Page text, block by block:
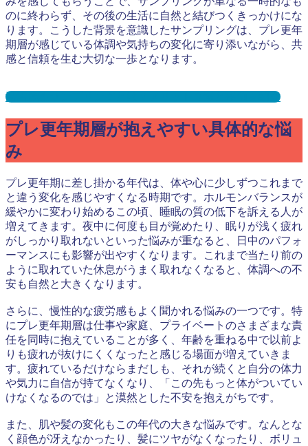
のに終わらず、その後の生活に自然と結びつくきっかけにな
ります。こうした背景を意識したサンプリングは、プレ更年
期層が感じている体調や気持ちの変化に寄り添いながら、共
感と信頼を生む大切な一歩となります。
温浴施設サンプリングとは？メリット３選と事例を紹介
プレ更年期層が抱えやすい具体的な悩
み
プレ更年期に差し掛かる年代は、体や心に少しずつこれまで
と違う変化を感じやすくなる時期です。ホルモンバランスが
緩やかに変わり始めるこの頃、睡眠の質の低下を訴える人が
増えてきます。夜中に何度も目が覚めたり、眠りが浅く疲れ
がしっかり取れないといった悩みが重なると、日中のパフォ
ーマンスにも影響が出やすくなります。これまで当たり前の
ように取れていた休息がうまく取れなくなると、体調への不
安も自然と大きくなります。
さらに、慢性的な疲労感もよく聞かれる悩みの一つです。特
にプレ更年期層は仕事や家庭、プライベートのさまざまな責
任を同時に抱えていることが多く、年齢を重ねる中で以前よ
りも疲れが抜けにくくなったと感じる場面が増えていきま
す。疲れているだけならまだしも、それが続くと自分の体力
や気力に自信が持てなくなり、「この先もっと体がついてい
けなくなるのでは」と漠然とした不安を抱えがちです。
また、肌や髪の変化もこの年代の大きな悩みです。なんとな
く顔色が冴えなかったり、髪にツヤがなくなったり、ボリュ